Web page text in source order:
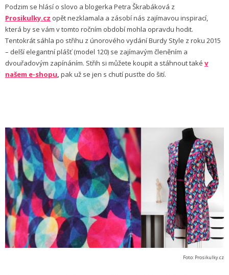
Podzim se hlásí o slovo a blogerka Petra Škrabáková z
Prosikulky.cz opět nezklamala a zásobí nás zajímavou inspirací,
která by se vám v tomto ročním období mohla opravdu hodit.
Tentokrát sáhla po střihu z únorového vydání Burdy Style z roku 2015
– delší elegantní plášť (model 120) se zajímavým členěním a
dvouřadovým zapínáním. Střih si můžete koupit a stáhnout také v
našem e-shopu, pak už se jen s chutí pusťte do šití.
Foto: Prosikulky.cz